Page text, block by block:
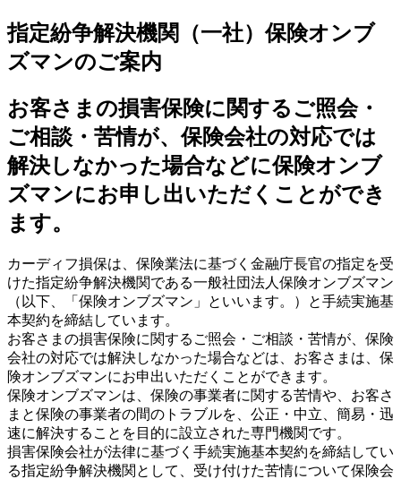
指定紛争解決機関（一社）保険オンブ
ズマンのご案内
お客さまの損害保険に関するご照会・
ご相談・苦情が、保険会社の対応では
解決しなかった場合などに保険オンブ
ズマンにお申し出いただくことができ
ます。
カーディフ損保は、保険業法に基づく金融庁長官の指定を受
けた指定紛争解決機関である一般社団法人保険オンブズマン
（以下、「保険オンブズマン」といいます。）と手続実施基
本契約を締結しています。
お客さまの損害保険に関するご照会・ご相談・苦情が、保険
会社の対応では解決しなかった場合などは、お客さまは、保
険オンブズマンにお申出いただくことができます。
保険オンブズマンは、保険の事業者に関する苦情や、お客さ
まと保険の事業者の間のトラブルを、公正・中立、簡易・迅
速に解決することを目的に設立された専門機関です。
損害保険会社が法律に基づく手続実施基本契約を締結してい
る指定紛争解決機関として、受け付けた苦情について保険会